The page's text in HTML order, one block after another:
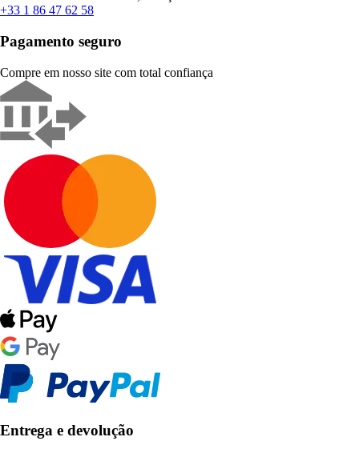
+33 1 86 47 62 58
Pagamento seguro
Compre em nosso site com total confiança
Entrega e devolução